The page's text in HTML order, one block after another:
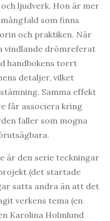
ljudverk. Hon är mer
som finns
och praktiken. När
vindlande drömreferat
handbokens torrt
detaljer, vilket
Samma effekt
får associera kring
faller som mogna
är den serie teckningar
(det startade
satts andra än att det
verkens tema (en
Karolina Holmlund